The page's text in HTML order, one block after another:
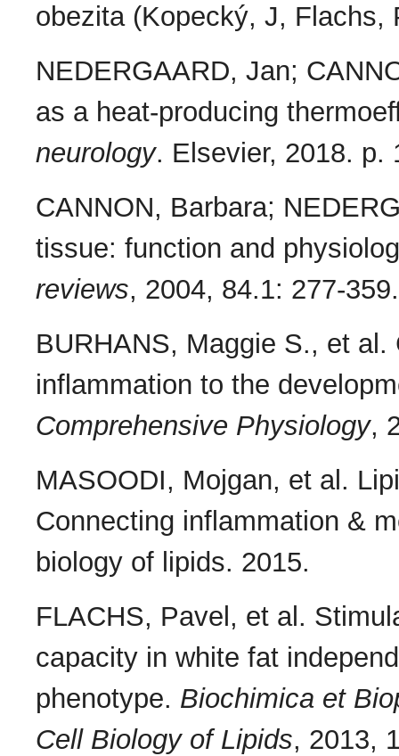
obezita (Kopecký, J, Flachs,
NEDERGAARD, Jan;
as a heat-producing
neurology. Elsevier, 2018. p.
CANNON, Barbara;
tissue: function and
reviews, 2004, 84.1: 277-359.
BURHANS, Maggie S., et
inflammation to the
Comprehensive Physiology,
MASOODI, Mojgan, et al.
Connecting inflammation &
biology of lipids. 2015.
FLACHS, Pavel, et al.
capacity in white fat
phenotype. Biochimica et
Cell Biology of Lipids, 2013,